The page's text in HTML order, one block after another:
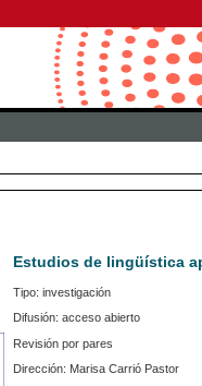
Estudios de lingüística
Tipo: investigación
Difusión: acceso abierto
Revisión por pares
Dirección: Marisa Carrió Pastor